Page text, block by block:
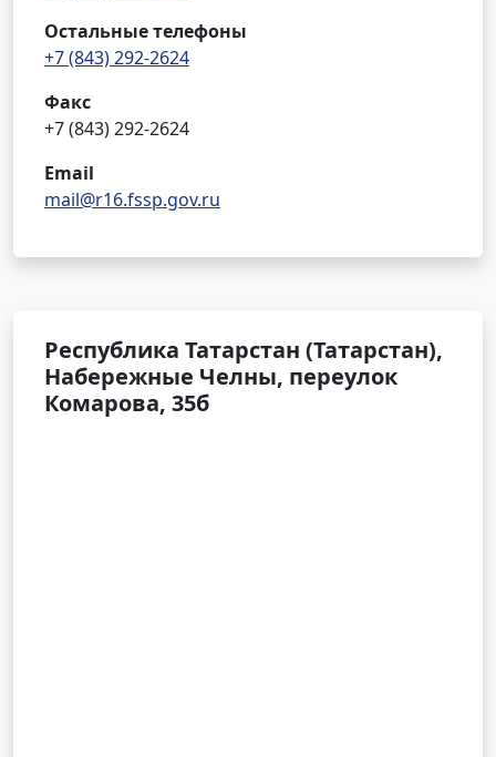
Остальные телефоны
+7 (843) 292-2624
Факс
+7 (843) 292-2624
Email
mail@r16.fssp.gov.ru
Республика Татарстан (Татарстан),
Набережные Челны, переулок
Комарова, 35б